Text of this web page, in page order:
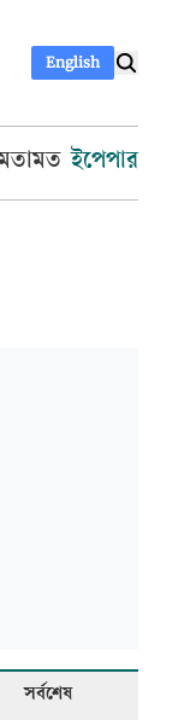
English
ইপেপার
সর্বশেষ